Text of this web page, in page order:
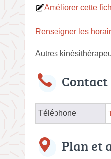
Améliorer cette
Renseigner les
Autres
Contact
Téléphone
Plan et